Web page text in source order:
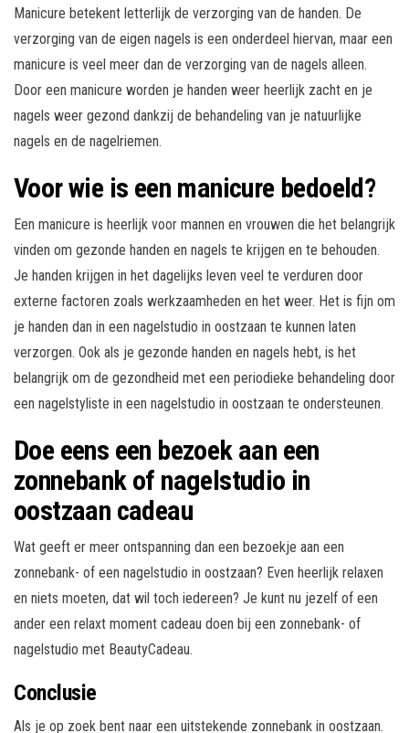
Manicure betekent letterlijk de verzorging van de handen. De
verzorging van de eigen nagels is een onderdeel hiervan, maar een
manicure is veel meer dan de verzorging van de nagels alleen.
Door een manicure worden je handen weer heerlijk zacht en je
nagels weer gezond dankzij de behandeling van je natuurlijke
nagels en de nagelriemen.
Voor wie is een manicure bedoeld?
Een manicure is heerlijk voor mannen en vrouwen die het belangrijk
vinden om gezonde handen en nagels te krijgen en te behouden.
Je handen krijgen in het dagelijks leven veel te verduren door
externe factoren zoals werkzaamheden en het weer. Het is fijn om
je handen dan in een nagelstudio in oostzaan te kunnen laten
verzorgen. Ook als je gezonde handen en nagels hebt, is het
belangrijk om de gezondheid met een periodieke behandeling door
een nagelstyliste in een nagelstudio in oostzaan te ondersteunen.
Doe eens een bezoek aan een
zonnebank of nagelstudio in
oostzaan cadeau
Wat geeft er meer ontspanning dan een bezoekje aan een
zonnebank- of een nagelstudio in oostzaan? Even heerlijk relaxen
en niets moeten, dat wil toch iedereen? Je kunt nu jezelf of een
ander een relaxt moment cadeau doen bij een zonnebank- of
nagelstudio met BeautyCadeau.
Conclusie
Als je op zoek bent naar een uitstekende zonnebank in oostzaan.